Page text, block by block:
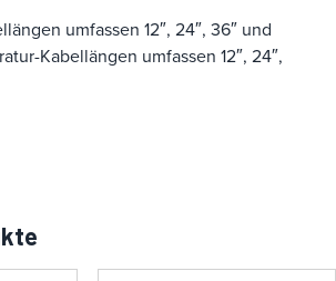
umfassen 12″, 24″, 36″ und
Kabellängen umfassen 12″, 24″,